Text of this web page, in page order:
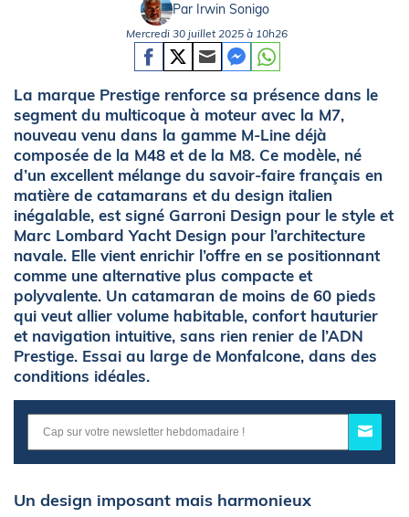
Par Irwin Sonigo
Mercredi 30 juillet 2025 à 10h26
La marque Prestige renforce sa présence dans le
segment du multicoque à moteur avec la M7,
nouveau venu dans la gamme M-Line déjà
composée de la M48 et de la M8. Ce modèle, né
d’un excellent mélange du savoir-faire français en
matière de catamarans et du design italien
inégalable, est signé Garroni Design pour le style et
Marc Lombard Yacht Design pour l’architecture
navale. Elle vient enrichir l’offre en se positionnant
comme une alternative plus compacte et
polyvalente. Un catamaran de moins de 60 pieds
qui veut allier volume habitable, confort hauturier
et navigation intuitive, sans rien renier de l’ADN
Prestige. Essai au large de Monfalcone, dans des
conditions idéales.
Un design imposant mais harmonieux